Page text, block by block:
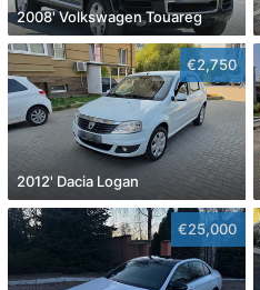
2008' Volkswagen Touareg
€2,750
2012' Dacia Logan
€25,000